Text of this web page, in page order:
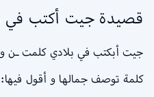
قصيدة جيت أكتب في
جيت أبكتب في بلادي كلمت ـن
كلمة توصف جمالها و أقول فيها: